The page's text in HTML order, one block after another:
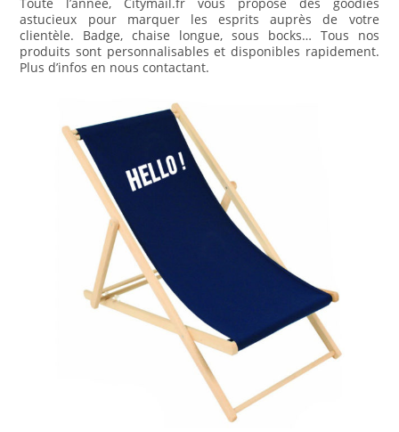
astucieux pour marquer les esprits auprès de votre
clientèle. Badge, chaise longue, sous bocks… Tous nos
produits sont personnalisables et disponibles rapidement.
Plus d’infos en nous contactant.